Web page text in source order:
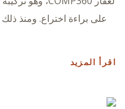
على براءة اختراع. ومنذ
اقرأ المزيد